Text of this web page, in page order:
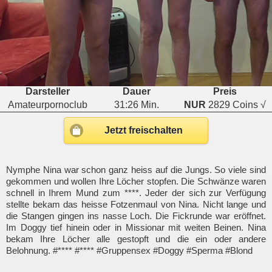
Darsteller Dauer
Preis
Amateurpornoclub
31:26 Min. NUR 2829 Coins √
Jetzt freischalten
Nymphe Nina war schon ganz heiss auf die Jungs. So viele sind
gekommen und wollen Ihre Löcher stopfen. Die Schwänze waren
schnell in Ihrem Mund zum ****. Jeder der sich zur Verfügung
stellte bekam das heisse Fotzenmaul von Nina. Nicht lange und
die Stangen gingen ins nasse Loch. Die Fickrunde war eröffnet.
Im Doggy tief hinein oder in Missionar mit weiten Beinen. Nina
bekam Ihre Löcher alle gestopft und die ein oder andere
Belohnung. #**** #**** #Gruppensex #Doggy #Sperma #Blond